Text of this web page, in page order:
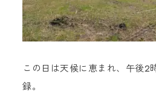
この日は天候に恵まれ、午後2
録。